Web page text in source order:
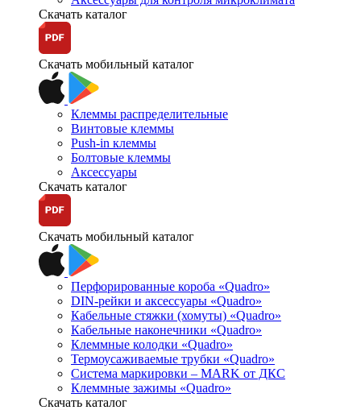
Скачать каталог
Скачать мобильный каталог
Клеммы распределительные
Винтовые клеммы
Push-in клеммы
Болтовые клеммы
Аксессуары
Скачать каталог
Скачать мобильный каталог
Перфорированные короба «Quadro»
DIN-рейки и аксессуары «Quadro»
Кабельные стяжки (хомуты) «Quadro»
Кабельные наконечники «Quadro»
Клеммные колодки «Quadro»
Термоусаживаемые трубки «Quadro»
Система маркировки – MARK от ДКС
Клеммные зажимы «Quadro»
Скачать каталог